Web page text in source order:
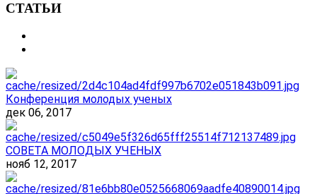
СТАТЬИ
Конференция молодых ученых
дек 06, 2017
СОВЕТА МОЛОДЫХ УЧЕНЫХ
нояб 12, 2017